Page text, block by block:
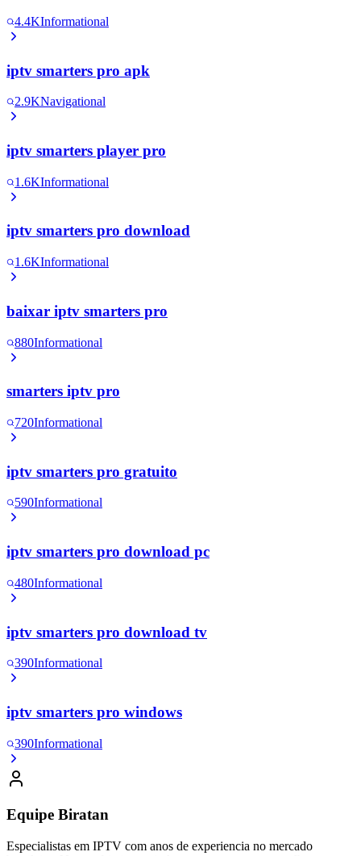
4.4KInformational
iptv smarters pro apk
2.9KNavigational
iptv smarters player pro
1.6KInformational
iptv smarters pro download
1.6KInformational
baixar iptv smarters pro
880Informational
smarters iptv pro
720Informational
iptv smarters pro gratuito
590Informational
iptv smarters pro download pc
480Informational
iptv smarters pro download tv
390Informational
iptv smarters pro windows
390Informational
Equipe Biratan
Especialistas em IPTV com anos de experiencia no mercado